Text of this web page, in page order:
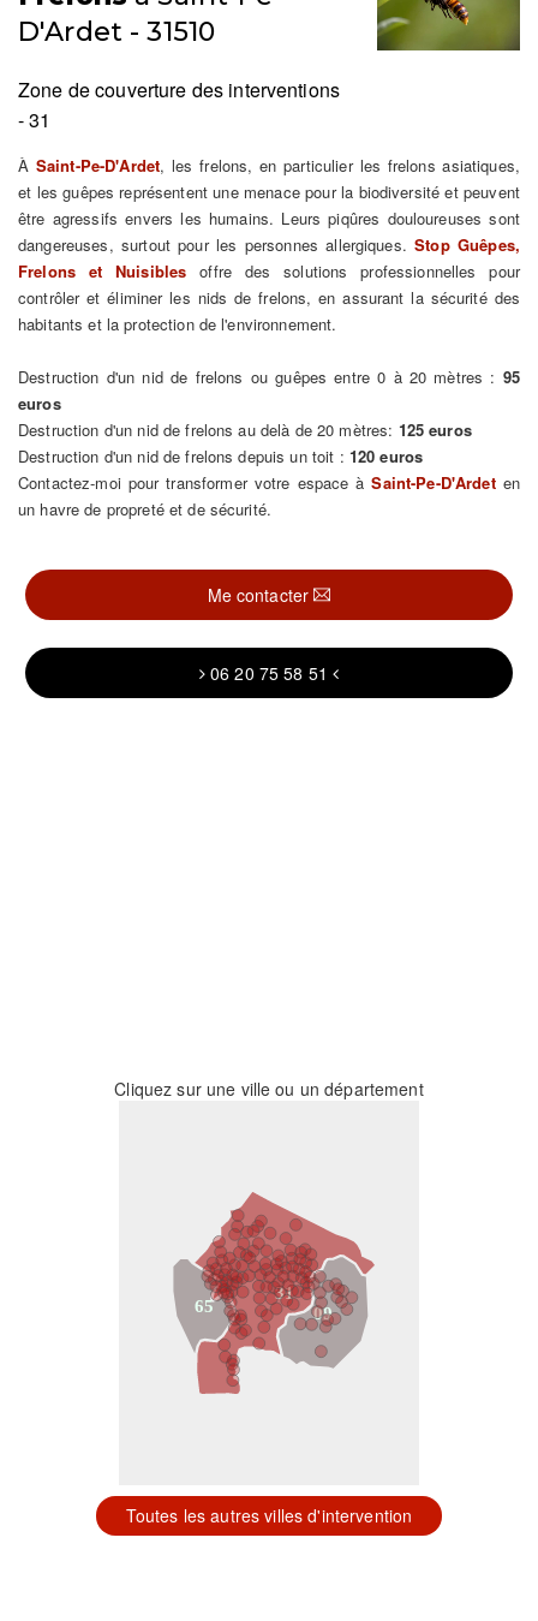
D'Ardet - 31510
Zone de couverture des interventions
- 31
À Saint-Pe-D'Ardet, les frelons, en particulier les frelons asiatiques,
et les guêpes représentent une menace pour la biodiversité et peuvent
être agressifs envers les humains. Leurs piqûres douloureuses sont
dangereuses, surtout pour les personnes allergiques.Stop Guêpes,
Frelons et Nuisibles offre des solutions professionnelles pour
contrôler et éliminer les nids de frelons, en assurant la sécurité des
habitants et la protection de l'environnement.
Destruction d'un nid de frelons ou guêpes entre 0 à 20 mètres : 95
euros
Destruction d'un nid de frelons au delà de 20 mètres: 125 euros
Destruction d'un nid de frelons depuis un toit : 120 euros
Contactez-moi pour transformer votre espace àSaint-Pe-D'Ardeten
un havre de propreté et de sécurité.
Me contacter
06 20 75 58 51
Cliquez sur une ville ou un département
31
09
65
Toutes les autres villes d'intervention